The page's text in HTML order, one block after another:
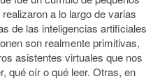
a lo largo de varias
de las inteligencias artificiales
son realmente primitivas,
asistentes virtuales que nos
qué oír o qué leer. Otras, en